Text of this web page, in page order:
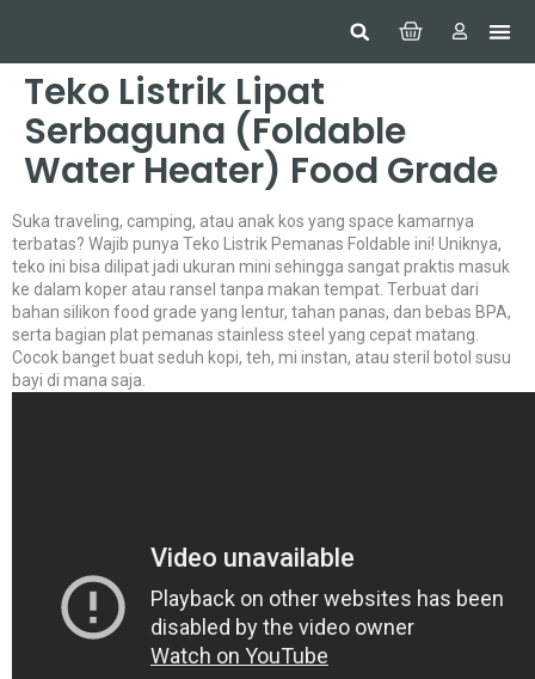
Teko Listrik Lipat
Serbaguna (Foldable
Water Heater) Food Grade
Suka traveling, camping, atau anak kos yang space kamarnya
terbatas? Wajib punya Teko Listrik Pemanas Foldable ini! Uniknya,
teko ini bisa dilipat jadi ukuran mini sehingga sangat praktis masuk
ke dalam koper atau ransel tanpa makan tempat. Terbuat dari
bahan silikon food grade yang lentur, tahan panas, dan bebas BPA,
serta bagian plat pemanas stainless steel yang cepat matang.
Cocok banget buat seduh kopi, teh, mi instan, atau steril botol susu
bayi di mana saja.